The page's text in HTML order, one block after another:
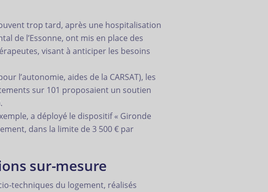
trop tard, après une hospitalisation
de l’Essonne, ont mis en place des
visant à anticiper les besoins
l’autonomie, aides de la CARSAT), les
sur 101 proposaient un soutien
a déployé le dispositif « Gironde
dans la limite de 3 500 € par
sur-mesure
techniques du logement, réalisés